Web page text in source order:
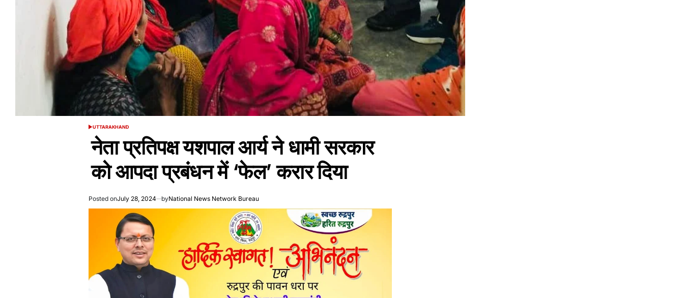
POSTED
UTTARAKHAND
नेता प्रतिपक्ष यशपाल आर्य ने धामी सरकार
को आपदा प्रबंधन में ‘फेल’ करार दिया
Posted onJuly 28, 2024 byNational News Network Bureau